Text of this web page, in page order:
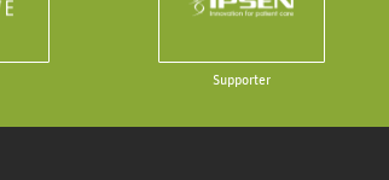
Supporter